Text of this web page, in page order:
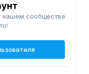
нашем сообществе.